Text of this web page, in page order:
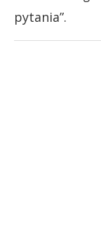
pytania”.